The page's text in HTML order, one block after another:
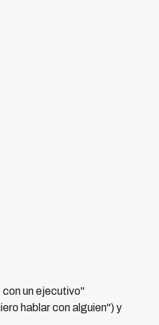
con un ejecutivo"
hablar con alguien") y